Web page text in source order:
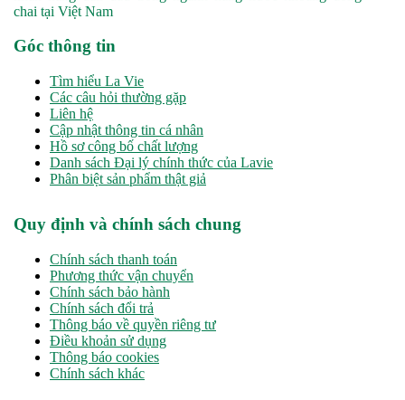
chai tại Việt Nam
Góc thông tin
Tìm hiểu La Vie
Các câu hỏi thường gặp
Liên hệ
Cập nhật thông tin cá nhân
Hồ sơ công bố chất lượng
Danh sách Đại lý chính thức của Lavie
Phân biệt sản phẩm thật giả
Quy định và chính sách chung
Chính sách thanh toán
Phương thức vận chuyển
Chính sách bảo hành
Chính sách đổi trả
Thông báo về quyền riêng tư
Điều khoản sử dụng
Thông báo cookies
Chính sách khác